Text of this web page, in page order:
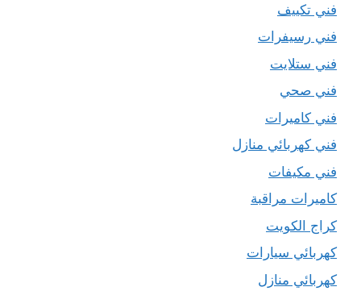
فني تكييف
فني رسيفرات
فني ستلايت
فني صحي
فني كاميرات
فني كهربائي منازل
فني مكيفات
كاميرات مراقبة
كراج الكويت
كهربائي سيارات
كهربائي منازل